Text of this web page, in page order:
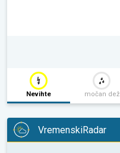
Nevihte močan dež
VremenskiRadar